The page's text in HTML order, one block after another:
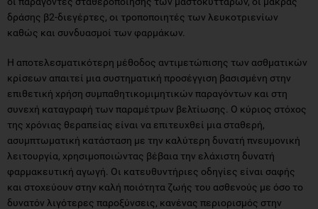
δράσης β2-διεγέρτες, οι τροποποιητές των λευκοτριενίων
καθώς και συνδυασμοί των φαρμάκων.
Η αποτελεσματικότερη μέθοδος αντιμετώπισης των ασθματικών
κρίσεων απαιτεί μια συστηματική προσέγγιση βασισμένη στην
επιθετική χρήση συμπαθητικομιμητικών παραγόντων και στη
συνεχή καταγραφή των παραμέτρων βελτίωσης. Ο κύριος στόχος
της χρόνιας θεραπείας είναι να επιτευχθεί μια σταθερή,
ασυμπτωματική κατάσταση με την καλύτερη δυνατή πνευμονική
λειτουργία, χρησιμοποιώντας βέβαια την ελάχιστη δυνατή
φαρμακευτική αγωγή. Οι κατευθυντήριες οδηγίες είναι σαφής
και στοχεύουν στην καλή ποιότητα ζωής του ασθενούς με όσο το
δυνατόν λιγότερες παροξύνσεις, κανένας περιορισμός στην